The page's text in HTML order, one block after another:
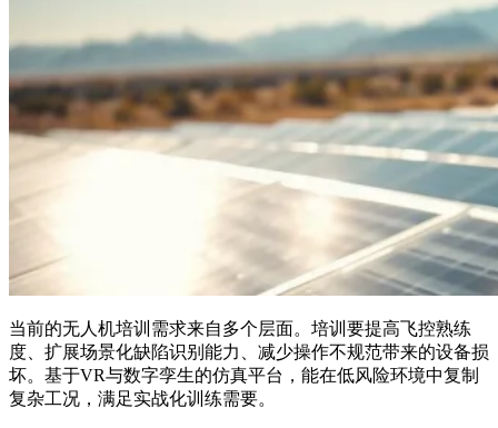
当前的无人机培训需求来自多个层面。培训要提高飞控熟练
度、扩展场景化缺陷识别能力、减少操作不规范带来的设备损
坏。基于VR与数字孪生的仿真平台，能在低风险环境中复制
复杂工况，满足实战化训练需要。